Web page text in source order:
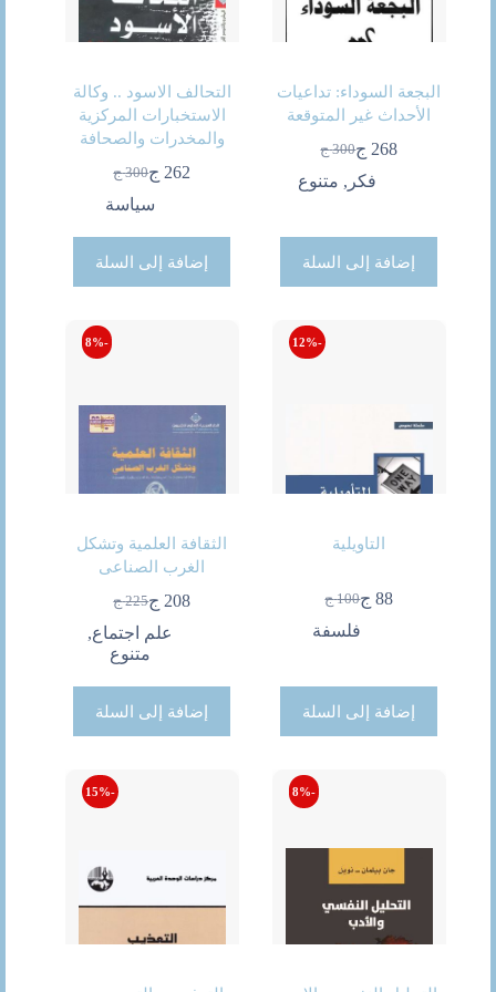
البجعة السوداء: تداعيات
الأحداث غير المتوقعة
300 ج
السعر
الأصلي
268 جالسعر
الحاليفكر , متنوع
إضافة إلى السلة
التحالف الاسود .. وكالة
الاستخبارات المركزية
والمخدرات والصحافة
300 ج
السعر
الأصلي
262 جالسعر
الحالي
سياسة
إضافة إلى السلة
-12%
التاويلية
100 ج
السعر
الأصلي
88 جالسعر
الحالي
فلسفة
إضافة إلى السلة
-8%
الثقافة العلمية وتشكل
الغرب الصناعى
225 ج
السعر
الأصلي
هو:
208 جالسعر
الحالي
هو:
علم اجتماع,
متنوع
إضافة إلى السلة
-8%
-15%